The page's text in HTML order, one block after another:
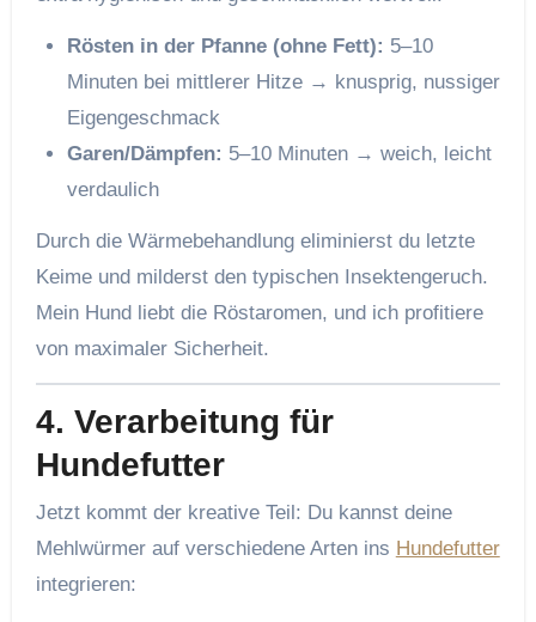
Rösten in der Pfanne (ohne Fett): 5–10
Minuten bei mittlerer Hitze → knusprig, nussiger
Eigengeschmack
Garen/Dämpfen: 5–10 Minuten → weich, leicht
verdaulich
Durch die Wärmebehandlung eliminierst du letzte
Keime und milderst den typischen Insektengeruch.
Mein Hund liebt die Röstaromen, und ich profitiere
von maximaler Sicherheit.
4. Verarbeitung für
Hundefutter
Jetzt kommt der kreative Teil: Du kannst deine
Mehlwürmer auf verschiedene Arten ins Hundefutter
integrieren: